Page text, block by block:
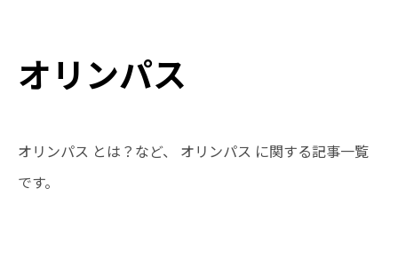
オリンパス
オリンパス とは？など、 オリンパス に関する記事一覧
です。